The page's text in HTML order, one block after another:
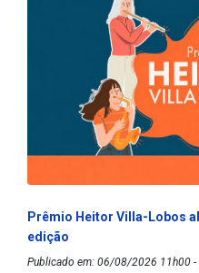
Prêmio Heitor Villa-Lobos
edição
Publicado em: 06/08/2026 11h00 -